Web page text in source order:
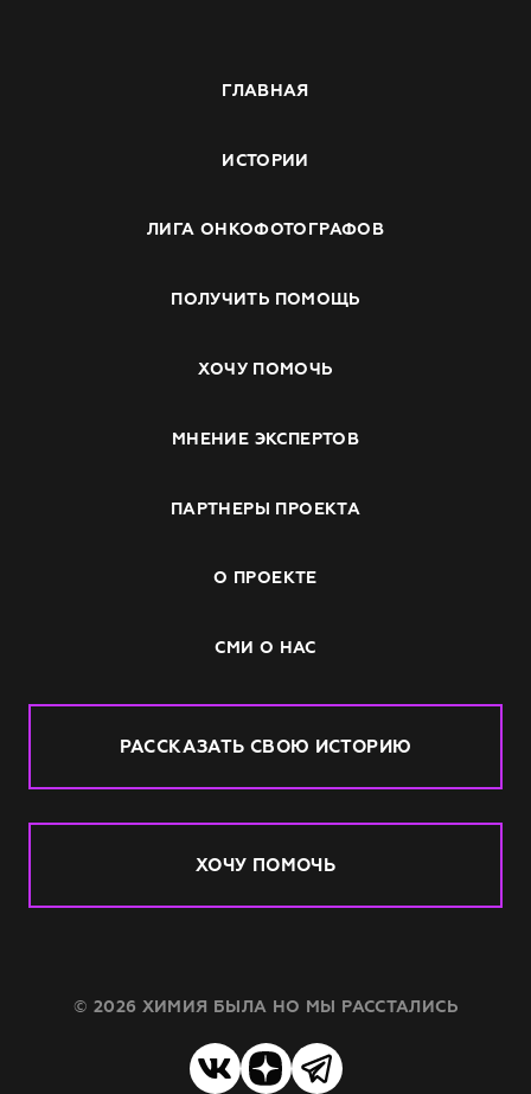
ГЛАВНАЯ
ИСТОРИИ
ЛИГА ОНКОФОТОГРАФОВ
ПОЛУЧИТЬ ПОМОЩЬ
ХОЧУ ПОМОЧЬ
МНЕНИЕ ЭКСПЕРТОВ
ПАРТНЕРЫ ПРОЕКТА
О ПРОЕКТЕ
СМИ О НАС
РАССКАЗАТЬ СВОЮ ИСТОРИЮ
ХОЧУ ПОМОЧЬ
© 2026 ХИМИЯ БЫЛА НО МЫ РАССТАЛИСЬ